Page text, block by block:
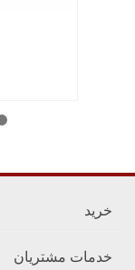
خرید
خدمات مشتریان